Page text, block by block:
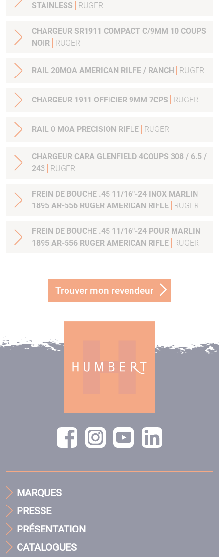
STAINLESS
RUGER
CHARGEUR SR1911 COMPACT C/9MM 10 COUPS
NOIR
RUGER
RAIL 20MOA AMERICAN RILFE / RANCH RUGER
CHARGEUR 1911 OFFICIER 9MM 7CPS RUGER
RAIL 0 MOA PRECISION RIFLE RUGER
CHARGEUR CARA GLENFIELD 4COUPS 308 / 6.5 /
243
RUGER
FREIN DE BOUCHE .45 11/16"-24 INOX MARLIN
1895 AR-556 RUGER AMERICAN RIFLE
RUGER
FREIN DE BOUCHE .45 11/16"-24 POUR MARLIN
1895 AR-556 RUGER AMERICAN RIFLE
RUGER
Trouver mon revendeur
MARQUES
PRESSE
PRÉSENTATION
CATALOGUES